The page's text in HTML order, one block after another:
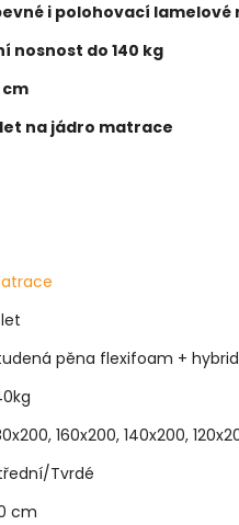
i polohovací
nosnost do 140 kg
na jádro matrace
pěna flexifoam +
160x200, 140x200,
Tvrdé
cm